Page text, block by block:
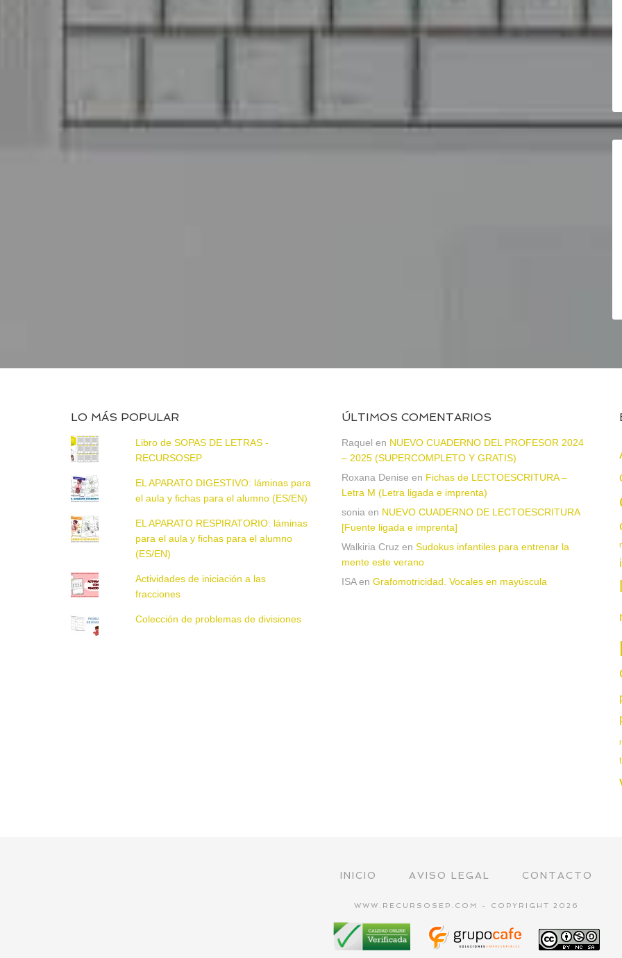
LO MÁS POPULAR
Libro de SOPAS DE LETRAS -
RECURSOSEP
EL APARATO DIGESTIVO: láminas para
el aula y fichas para el alumno (ES/EN)
EL APARATO RESPIRATORIO: láminas
para el aula y fichas para el alumno
(ES/EN)
Actividades de iniciación a las
fracciones
Colección de problemas de divisiones
ÚLTIMOS COMENTARIOS
Raquel en NUEVO CUADERNO DEL PROFESOR 2024
– 2025 (SUPERCOMPLETO Y GRATIS)
Roxana Denise en Fichas de LECTOESCRITURA –
Letra M (Letra ligada e imprenta)
sonia en NUEVO CUADERNO DE LECTOESCRITURA
[Fuente ligada e imprenta]
Walkiria Cruz en Sudokus infantiles para entrenar la
mente este verano
ISAen Grafomotricidad. Vocales en mayúscula
INICIO AVISO LEGAL CONTACTO
WWW.RECURSOSEP.COM - COPYRIGHT 2026